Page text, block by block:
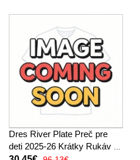
Dres River Plate Preč pre
deti 2025-26 Krátky Rukáv (+